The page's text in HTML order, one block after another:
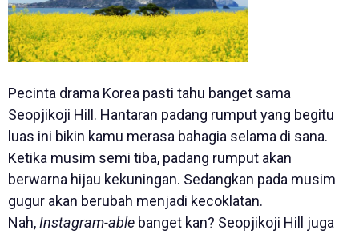
Pecinta drama Korea pasti tahu banget sama
Seopjikoji Hill. Hantaran padang rumput yang begitu
luas ini bikin kamu merasa bahagia selama di sana.
Ketika musim semi tiba, padang rumput akan
berwarna hijau kekuningan. Sedangkan pada musim
gugur akan berubah menjadi kecoklatan.
Nah,Instagram-able banget kan? Seopjikoji Hill juga